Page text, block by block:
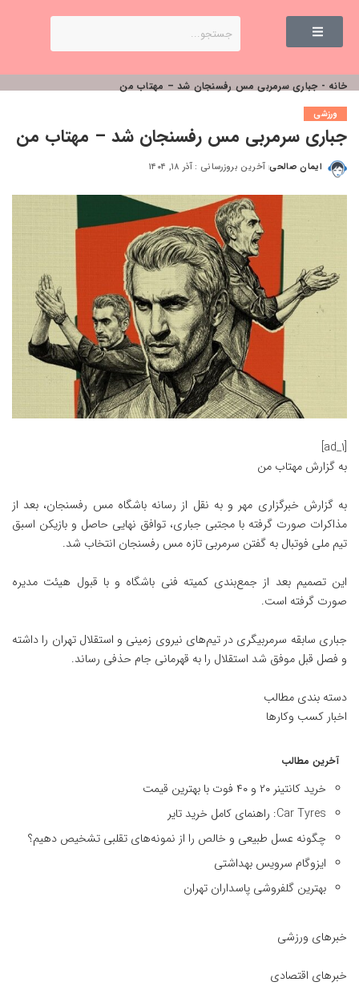
خانه -جباری سرمربی مس رفسنجان شد – مهتاب من
ورزشی
جباری سرمربی مس رفسنجان شد – مهتاب من
ایمان صالحی آخرین بروزرسانی : آذر ۱۸, ۱۴۰۴
[ad_1]
به گزارش مهتاب من
به گزارش خبرگزاری مهر و به نقل از رسانه باشگاه مس رفسنجان، بعد از
مذاکرات صورت گرفته با مجتبی جباری، توافق نهایی حاصل و بازیکن اسبق
تیم ملی فوتبال به گفتن سرمربی تازه مس رفسنجان انتخاب شد.
این تصمیم بعد از جمع‌بندی کمیته فنی باشگاه و با قبول هیئت مدیره
صورت گرفته است.
جباری سابقه سرمربیگری در تیم‌های نیروی زمینی و استقلال تهران را داشته
و فصل قبل موفق شد استقلال را به قهرمانی جام حذفی رساند.
دسته بندی مطالب
اخبار کسب وکارها
آخرین مطالب
خرید کانتینر ۲۰ و ۴۰ فوت با بهترین قیمت
Car Tyres: راهنمای کامل خرید تایر
چگونه عسل طبیعی و خالص را از نمونه‌های تقلبی تشخیص دهیم؟
ایزوگام سرویس بهداشتی
بهترین گلفروشی پاسداران تهران
خبرهای ورزشی
خبرهای اقتصادی